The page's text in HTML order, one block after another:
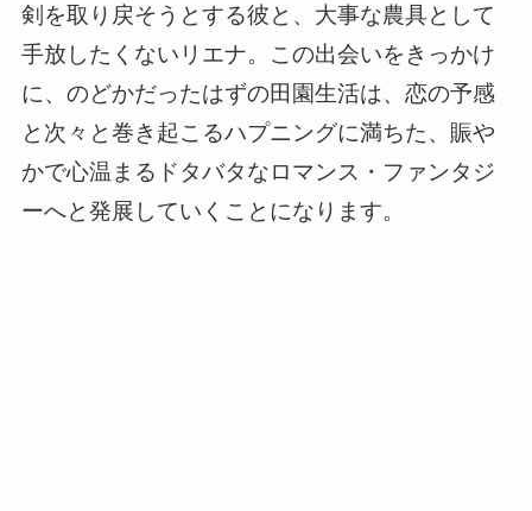
剣を取り戻そうとする彼と、大事な農具として
手放したくないリエナ。この出会いをきっかけ
に、のどかだったはずの田園生活は、恋の予感
と次々と巻き起こるハプニングに満ちた、賑や
かで心温まるドタバタなロマンス・ファンタジ
ーへと発展していくことになります。